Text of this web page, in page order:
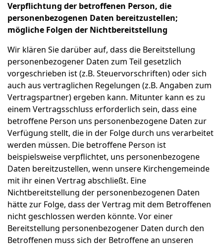
Verpflichtung der betroffenen Person, die
personenbezogenen Daten bereitzustellen;
mögliche Folgen der Nichtbereitstellung
Wir klären Sie darüber auf, dass die Bereitstellung
personenbezogener Daten zum Teil gesetzlich
vorgeschrieben ist (z.B. Steuervorschriften) oder sich
auch aus vertraglichen Regelungen (z.B. Angaben zum
Vertragspartner) ergeben kann. Mitunter kann es zu
einem Vertragsschluss erforderlich sein, dass eine
betroffene Person uns personenbezogene Daten zur
Verfügung stellt, die in der Folge durch uns verarbeitet
werden müssen. Die betroffene Person ist
beispielsweise verpflichtet, uns personenbezogene
Daten bereitzustellen, wenn unsere Kirchengemeinde
mit ihr einen Vertrag abschließt. Eine
Nichtbereitstellung der personenbezogenen Daten
hätte zur Folge, dass der Vertrag mit dem Betroffenen
nicht geschlossen werden könnte. Vor einer
Bereitstellung personenbezogener Daten durch den
Betroffenen muss sich der Betroffene an unseren